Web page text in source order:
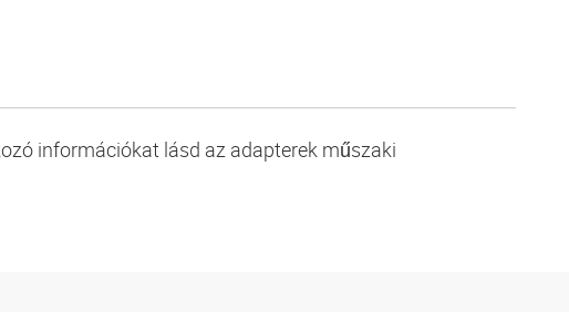
információkat lásd az adapterek műszaki